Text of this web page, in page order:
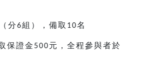
（ 分6組 ） ，備取 10名
保證金 500元，全程參與者於